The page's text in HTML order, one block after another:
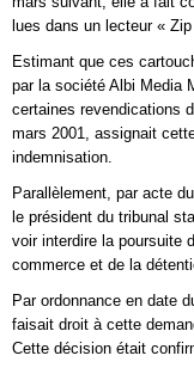
lues dans un lecteur «
Estimant que ces
par la société Albi Media
certaines revendications
mars 2001, assignait
indemnisation.
Parallèlement, par acte
le président du tribunal
voir interdire la poursuite
commerce et de la
Par ordonnance en date
faisait droit à cette
Cette décision était